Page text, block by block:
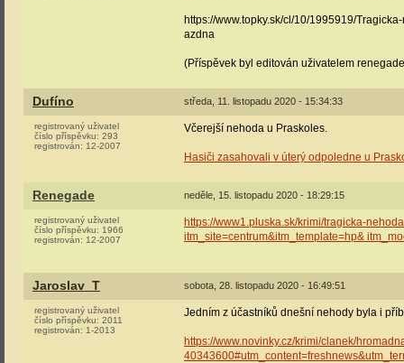
https://www.topky.sk/cl/10/1995919/
azdna
(Příspěvek byl editován uživatelem
Dufíno středa, 11. listopadu 2020 - 15:34:33
registrovaný uživatel
číslo příspěvku: 293
registrován: 12-2007
Včerejší nehoda u Praskoles.
Hasiči zasahovali v úterý odpoledne u
Renegade neděle, 15. listopadu 2020 - 18:29:15
registrovaný uživatel
číslo příspěvku: 1966
registrován: 12-2007
https://www1.pluska.sk/krimi/tragicka-
itm_site=centrum&itm_template=hp&
Jaroslav_T sobota, 28. listopadu 2020 - 16:49:51
registrovaný uživatel
číslo příspěvku: 2011
registrován: 1-2013
Jedním z účastníků dnešní nehody byla i
https://www.novinky.cz/krimi/clanek/